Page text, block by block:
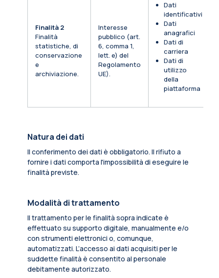
Finalità 2
Finalità
statistiche, di
conservazione
e
archiviazione.
Interesse
pubblico (art.
6, comma 1,
lett. e) del
Regolamento
UE).
Dati
identificativi
Dati
anagrafici
Dati di
carriera
Dati di
utilizzo
della
piattaforma
Natura dei dati
Il conferimento dei dati è obbligatorio. Il rifiuto a
fornire i dati comporta l'impossibilità di eseguire le
finalità previste.
Modalità di trattamento
Il trattamento per le finalità sopra indicate è
effettuato su supporto digitale, manualmente e/o
con strumenti elettronici o, comunque,
automatizzati. L’accesso ai dati acquisiti per le
suddette finalità è consentito al personale
debitamente autorizzato.